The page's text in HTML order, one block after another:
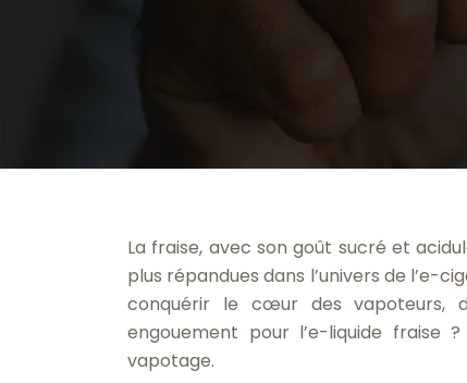
La fraise, avec son goût sucré et
plus répandues dans l’univers de l’e-
conquérir le cœur des vapoteurs,
engouement pour l’e-liquide
vapotage.